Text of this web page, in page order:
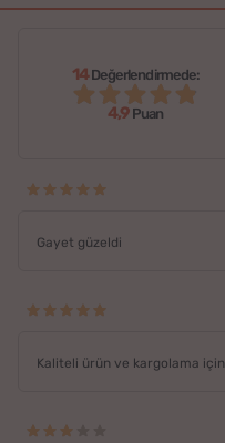
14Değerlendirmede:
4,9 Puan
Gayet güzeldi
Kaliteli ürün ve kargolama